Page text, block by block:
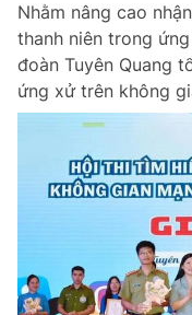
Nhằm nâng cao
thanh niên trong
đoàn Tuyên Quang
ứng xử trên không